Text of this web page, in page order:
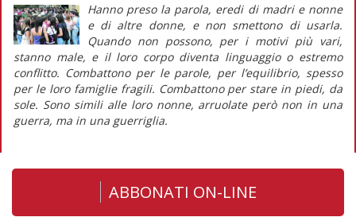
Hanno preso la parola, eredi di madri e nonne
e di altre donne, e non smettono di usarla.
Quando non possono, per i motivi più vari,
stanno male, e il loro corpo diventa linguaggio o estremo
conflitto. Combattono per le parole, per l’equilibrio, spesso
per le loro famiglie fragili. Combattono per stare in piedi, da
sole. Sono simili alle loro nonne, arruolate però non in una
guerra, ma in una guerriglia.
ABBONATI ON-LINE